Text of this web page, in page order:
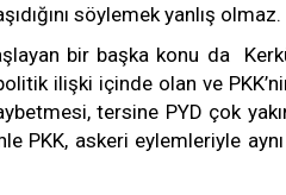
söylemek yanlış olmaz.
bir başka konu da
ilişki içinde olan ve
tersine PYD çok
PKK, askeri eylemleriyle aynı